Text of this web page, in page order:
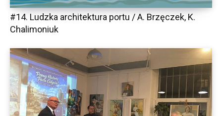
#14. Ludzka architektura portu / A. Brzęczek, K.
Chalimoniuk